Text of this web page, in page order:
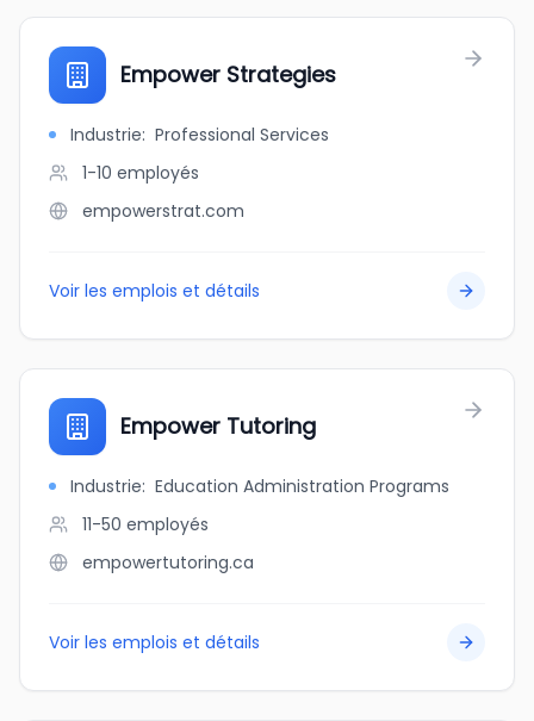
Empower Strategies
Industrie: Professional Services
1-10 employés
empowerstrat.com
Voir les emplois et détails
Empower Tutoring
Industrie: Education Administration Programs
11-50 employés
empowertutoring.ca
Voir les emplois et détails